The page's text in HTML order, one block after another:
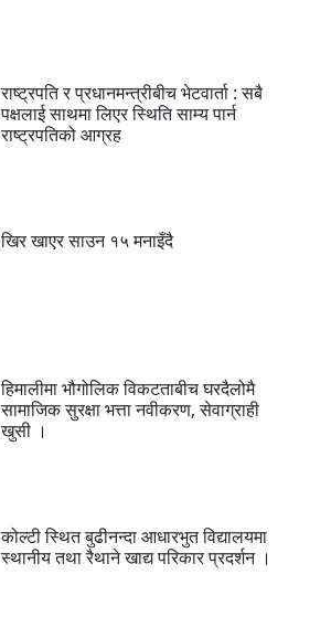
राष्ट्रपति र प्रधानमन्त्रीबीच भेटवार्ता : सबै
पक्षलाई साथमा लिएर स्थिति साम्य पार्न
राष्ट्रपतिको आग्रह
खिर खाएर साउन १५ मनाइँदै
हिमालीमा भौगोलिक विकटताबीच घरदैलोमै
सामाजिक सुरक्षा भत्ता नवीकरण, सेवाग्राही
खुसी ।
कोल्टी स्थित बुढीनन्दा आधारभुत विद्यालयमा
स्थानीय तथा रैथाने खाद्य परिकार प्रदर्शन ।